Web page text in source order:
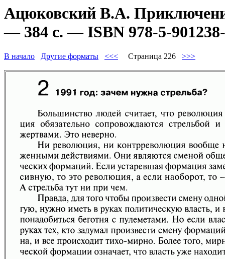
Ацюковский В.А.
— 384 с. — ISBN 978-5-
В начало Другие форматы <<< Страница 226 >>>